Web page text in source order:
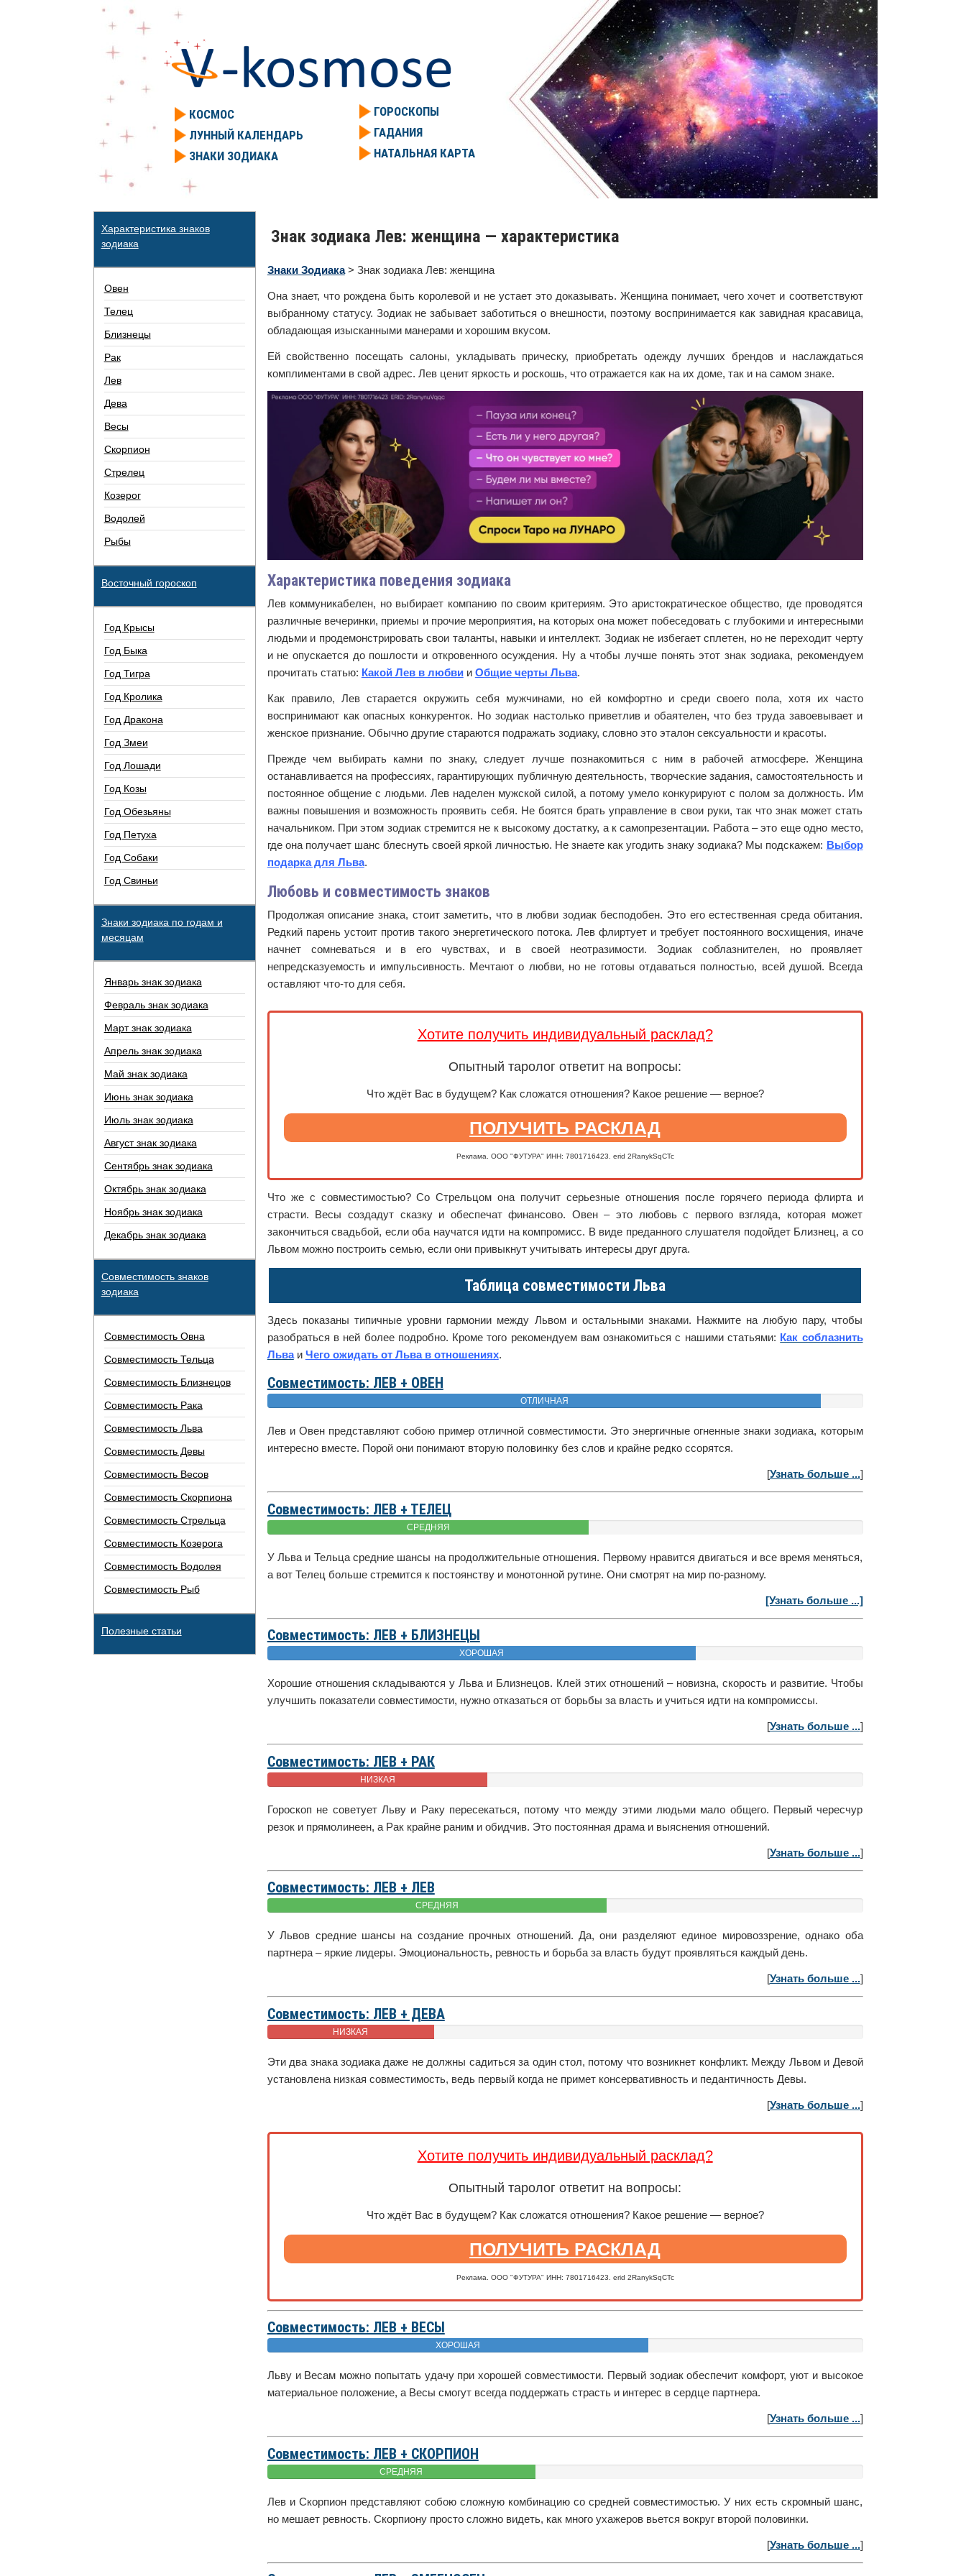
КОСМОС
ЛУННЫЙ КАЛЕНДАРЬ
ЗНАКИ ЗОДИАКА
ГОРОСКОПЫ
ГАДАНИЯ
НАТАЛЬНАЯ КАРТА
Знак зодиака Лев: женщина — характеристика
Знаки Зодиака> Знак зодиака Лев: женщина
Она знает, что рождена быть королевой и не устает это доказывать. Женщина понимает, чего хочет и соответствуют
выбранному статусу. Зодиак не забывает заботиться о внешности, поэтому воспринимается как завидная красавица,
обладающая изысканными манерами и хорошим вкусом.
Ей свойственно посещать салоны, укладывать прическу, приобретать одежду лучших брендов и наслаждаться
комплиментами в свой адрес. Лев ценит яркость и роскошь, что отражается как на их доме, так и на самом знаке.
Характеристика поведения зодиака
Лев коммуникабелен, но выбирает компанию по своим критериям. Это аристократическое общество, где проводятся
различные вечеринки, приемы и прочие мероприятия, на которых она может побеседовать с глубокими и интересными
людьми и продемонстрировать свои таланты, навыки и интеллект. Зодиак не избегает сплетен, но не переходит черту
и не опускается до пошлости и откровенного осуждения. Ну а чтобы лучше понять этот знак зодиака, рекомендуем
прочитать статью: Какой Лев в любвии Общие черты Льва.
Как правило, Лев старается окружить себя мужчинами, но ей комфортно и среди своего пола, хотя их часто
воспринимают как опасных конкуренток. Но зодиак настолько приветлив и обаятелен, что без труда завоевывает и
женское признание. Обычно другие стараются подражать зодиаку, словно это эталон сексуальности и красоты.
Прежде чем выбирать камни по знаку, следует лучше познакомиться с ним в рабочей атмосфере. Женщина
останавливается на профессиях, гарантирующих публичную деятельность, творческие задания, самостоятельность и
постоянное общение с людьми. Лев наделен мужской силой, а потому умело конкурируют с полом за должность. Им
важны повышения и возможность проявить себя. Не боятся брать управление в свои руки, так что знак может стать
начальником. При этом зодиак стремится не к высокому достатку, а к самопрезентации. Работа – это еще одно место,
где она получает шанс блеснуть своей яркой личностью. Не знаете как угодить знаку зодиака? Мы подскажем: Выбор
подарка для Льва.
Любовь и совместимость знаков
Продолжая описание знака, стоит заметить, что в любви зодиак бесподобен. Это его естественная среда обитания.
Редкий парень устоит против такого энергетического потока. Лев флиртует и требует постоянного восхищения, иначе
начнет сомневаться и в его чувствах, и в своей неотразимости. Зодиак соблазнителен, но проявляет
непредсказуемость и импульсивность. Мечтают о любви, но не готовы отдаваться полностью, всей душой. Всегда
оставляют что-то для себя.
Хотите получить индивидуальный расклад?
Опытный таролог ответит на вопросы:
Что ждёт Вас в будущем? Как сложатся отношения? Какое решение — верное?
ПОЛУЧИТЬ РАСКЛАД
Реклама. ООО "ФУТУРА" ИНН: 7801716423. erid 2RanykSqCTc
Что же с совместимостью? Со Стрельцом она получит серьезные отношения после горячего периода флирта и
страсти. Весы создадут сказку и обеспечат финансово. Овен – это любовь с первого взгляда, которая может
закончиться свадьбой, если оба научатся идти на компромисс. В виде преданного слушателя подойдет Близнец, а со
Львом можно построить семью, если они привыкнут учитывать интересы друг друга.
Таблица совместимости Льва
Здесь показаны типичные уровни гармонии между Львом и остальными знаками. Нажмите на любую пару, чтобы
разобраться в ней более подробно. Кроме того рекомендуем вам ознакомиться с нашими статьями: Как соблазнить
Льваи Чего ожидать от Льва в отношениях.
Совместимость: ЛЕВ + ОВЕН
ОТЛИЧНАЯ
Лев и Овен представляют собою пример отличной совместимости. Это энергичные огненные знаки зодиака, которым
интересно вместе. Порой они понимают вторую половинку без слов и крайне редко ссорятся.
[Узнать больше ...]
Совместимость: ЛЕВ + ТЕЛЕЦ
СРЕДНЯЯ
У Льва и Тельца средние шансы на продолжительные отношения. Первому нравится двигаться и все время меняться,
а вот Телец больше стремится к постоянству и монотонной рутине. Они смотрят на мир по-разному.
[Узнать больше ...]
Совместимость: ЛЕВ + БЛИЗНЕЦЫ
ХОРОШАЯ
Хорошие отношения складываются у Льва и Близнецов. Клей этих отношений – новизна, скорость и развитие. Чтобы
улучшить показатели совместимости, нужно отказаться от борьбы за власть и учиться идти на компромиссы.
[Узнать больше ...]
Совместимость: ЛЕВ + РАК
НИЗКАЯ
Гороскоп не советует Льву и Раку пересекаться, потому что между этими людьми мало общего. Первый чересчур
резок и прямолинеен, а Рак крайне раним и обидчив. Это постоянная драма и выяснения отношений.
[Узнать больше ...]
Совместимость: ЛЕВ + ЛЕВ
СРЕДНЯЯ
У Львов средние шансы на создание прочных отношений. Да, они разделяют единое мировоззрение, однако оба
партнера – яркие лидеры. Эмоциональность, ревность и борьба за власть будут проявляться каждый день.
[Узнать больше ...]
Совместимость: ЛЕВ + ДЕВА
НИЗКАЯ
Эти два знака зодиака даже не должны садиться за один стол, потому что возникнет конфликт. Между Львом и Девой
установлена низкая совместимость, ведь первый когда не примет консервативность и педантичность Девы.
[Узнать больше ...]
Хотите получить индивидуальный расклад?
Опытный таролог ответит на вопросы:
Что ждёт Вас в будущем? Как сложатся отношения? Какое решение — верное?
ПОЛУЧИТЬ РАСКЛАД
Реклама. ООО "ФУТУРА" ИНН: 7801716423. erid 2RanykSqCTc
Совместимость: ЛЕВ + ВЕСЫ
ХОРОШАЯ
Льву и Весам можно попытать удачу при хорошей совместимости. Первый зодиак обеспечит комфорт, уют и высокое
материальное положение, а Весы смогут всегда поддержать страсть и интерес в сердце партнера.
[Узнать больше ...]
Совместимость: ЛЕВ + СКОРПИОН
СРЕДНЯЯ
Лев и Скорпион представляют собою сложную комбинацию со средней совместимостью. У них есть скромный шанс,
но мешает ревность. Скорпиону просто сложно видеть, как много ухажеров вьется вокруг второй половинки.
[Узнать больше ...]
Характеристика знаков
зодиака
Овен
Телец
Близнецы
Рак
Лев
Дева
Весы
Скорпион
Стрелец
Козерог
Водолей
Рыбы
Восточный гороскоп
Год Крысы
Год Быка
Год Тигра
Год Кролика
Год Дракона
Год Змеи
Год Лошади
Год Козы
Год Обезьяны
Год Петуха
Год Собаки
Год Свиньи
Знаки зодиака по годам и
месяцам
Январь знак зодиака
Февраль знак зодиака
Март знак зодиака
Апрель знак зодиака
Май знак зодиака
Июнь знак зодиака
Июль знак зодиака
Август знак зодиака
Сентябрь знак зодиака
Октябрь знак зодиака
Ноябрь знак зодиака
Декабрь знак зодиака
Совместимость знаков
зодиака
Совместимость Овна
Совместимость Тельца
Совместимость Близнецов
Совместимость Рака
Совместимость Льва
Совместимость Девы
Совместимость Весов
Совместимость Скорпиона
Совместимость Стрельца
Совместимость Козерога
Совместимость Водолея
Совместимость Рыб
Полезные статьи